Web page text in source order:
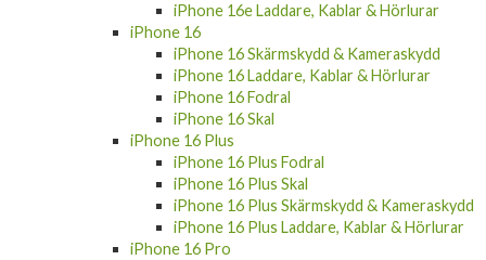
iPhone 16e Laddare, Kablar & Hörlurar
iPhone 16
iPhone 16 Skärmskydd & Kameraskydd
iPhone 16 Laddare, Kablar & Hörlurar
iPhone 16 Fodral
iPhone 16 Skal
iPhone 16 Plus
iPhone 16 Plus Fodral
iPhone 16 Plus Skal
iPhone 16 Plus Skärmskydd & Kameraskydd
iPhone 16 Plus Laddare, Kablar & Hörlurar
iPhone 16 Pro